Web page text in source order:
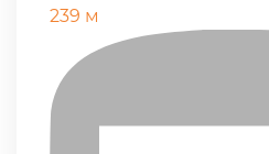
239 м